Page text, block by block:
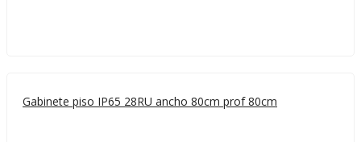
Gabinete piso IP65 28RU ancho 80cm prof 80cm